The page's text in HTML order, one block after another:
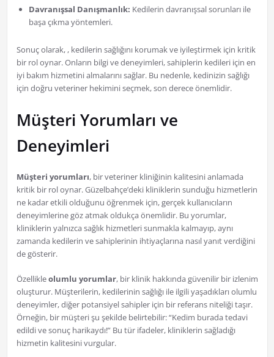
Davranışsal Danışmanlık: Kedilerin davranışsal sorunları ile
başa çıkma yöntemleri.
Sonuç olarak, , kedilerin sağlığını korumak ve iyileştirmek için kritik
bir rol oynar. Onların bilgi ve deneyimleri, sahiplerin kedileri için en
iyi bakım hizmetini almalarını sağlar. Bu nedenle, kedinizin sağlığı
için doğru veteriner hekimini seçmek, son derece önemlidir.
Müşteri Yorumları ve
Deneyimleri
Müşteri yorumları, bir veteriner kliniğinin kalitesini anlamada
kritik bir rol oynar. Güzelbahçe’deki kliniklerin sunduğu hizmetlerin
ne kadar etkili olduğunu öğrenmek için, gerçek kullanıcıların
deneyimlerine göz atmak oldukça önemlidir. Bu yorumlar,
kliniklerin yalnızca sağlık hizmetleri sunmakla kalmayıp, aynı
zamanda kedilerin ve sahiplerinin ihtiyaçlarına nasıl yanıt verdiğini
de gösterir.
Özellikleolumlu yorumlar, bir klinik hakkında güvenilir bir izlenim
oluşturur. Müşterilerin, kedilerinin sağlığı ile ilgili yaşadıkları olumlu
deneyimler, diğer potansiyel sahipler için bir referans niteliği taşır.
Örneğin, bir müşteri şu şekilde belirtebilir: “Kedim burada tedavi
edildi ve sonuç harikaydı!” Bu tür ifadeler, kliniklerin sağladığı
hizmetin kalitesini vurgular.